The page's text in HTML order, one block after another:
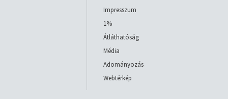
Impresszum
1%
Átláthatóság
Média
Adományozás
Webtérkép